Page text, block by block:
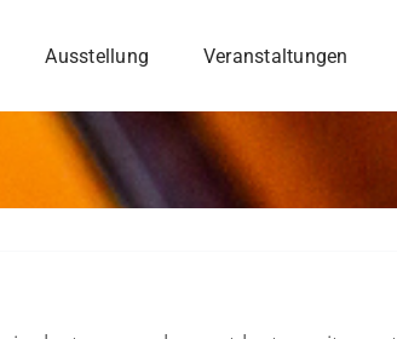
Ausstellung Veranstaltungen